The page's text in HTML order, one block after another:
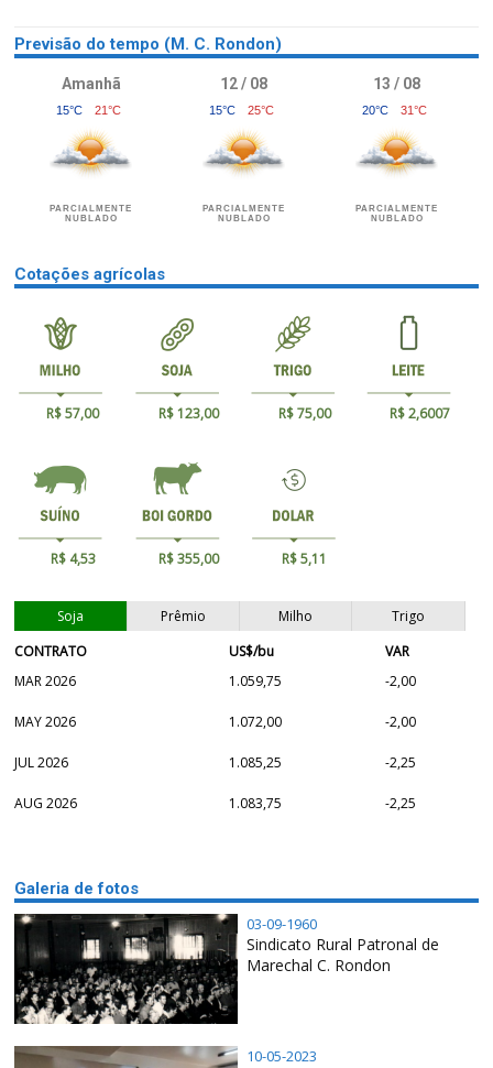
Previsão do tempo (M. C. Rondon)
Amanhã
15°C 21°C
PARCIALMENTE
NUBLADO
12 / 08
15°C 25°C
PARCIALMENTE
NUBLADO
13 / 08
20°C 31°C
PARCIALMENTE
NUBLADO
Cotações agrícolas
R$ 57,00 R$ 123,00 R$ 75,00 R$ 2,6007
R$ 4,53 R$ 355,00 R$ 5,11
Soja Prêmio Milho
Trigo
CONTRATO
US$/bu
VAR
MAR 2026
1.059,75 -2,00
MAY 2026 1.072,00 -2,00
JUL 2026 1.085,25 -2,25
AUG 2026 1.083,75 -2,25
Galeria de fotos
03-09-1960
Sindicato Rural Patronal de
Marechal C. Rondon
10-05-2023